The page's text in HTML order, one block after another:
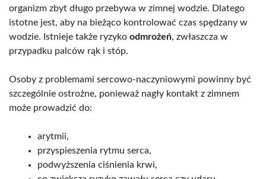
organizm zbyt długo przebywa w zimnej wodzie. Dlatego
istotne jest, aby na bieżąco kontrolować czas spędzany w
wodzie. Istnieje także ryzyko odmrożeń, zwłaszcza w
przypadku palców rąk i stóp.
Osoby z problemami sercowo-naczyniowymi powinny być
szczególnie ostrożne, ponieważ nagły kontakt z zimnem
może prowadzić do:
arytmii,
przyspieszenia rytmu serca,
podwyższenia ciśnienia krwi,